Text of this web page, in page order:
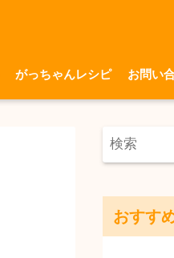
がっちゃんレシピ お問い
おすす